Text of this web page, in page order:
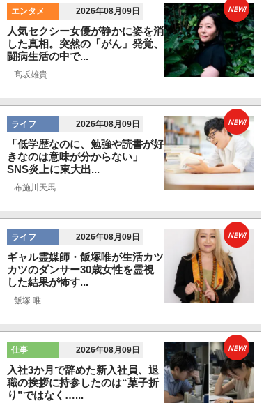
エンタメ 2026年08月09日
人気セクシー女優が静かに姿を消
した真相。突然の「がん」発覚、
闘病生活の中で...
髙坂雄貴
NEW!
ライフ 2026年08月09日
「低学歴なのに、勉強や読書が好
きなのは意味が分からない」
SNS炎上に東大出...
布施川天馬
NEW!
ライフ 2026年08月09日
ギャル霊媒師・飯塚唯が生活カツ
カツのダンサー30歳女性を霊視
した結果が怖す...
飯塚 唯
NEW!
仕事 2026年08月09日
入社3か月で辞めた新入社員、退
職の挨拶に持参したのは“菓子折
り”ではなく…...
NEW!